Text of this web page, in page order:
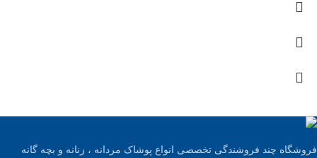
فروشگاه چند فروشندگی تخصصی انواع پوشاک مردانه ، زنانه و بچه گانه